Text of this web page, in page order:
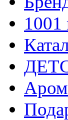
1001